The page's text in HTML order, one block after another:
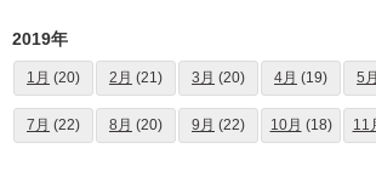
2019年
1月 (20) 2月 (21) 3月 (20) 4月 (19) 5月
7月 (22) 8月 (20) 9月 (22) 10月 (18) 11